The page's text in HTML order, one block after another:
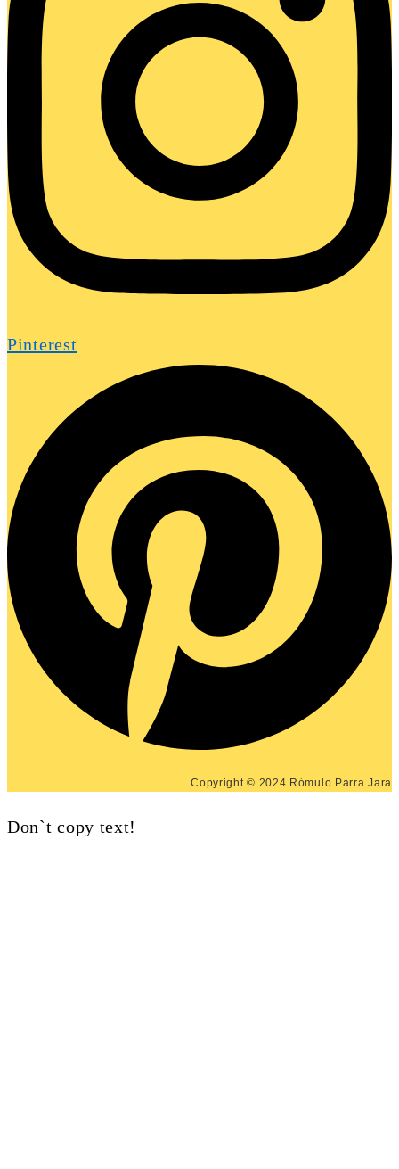
Pinterest
Copyright © 2024 Rómulo Parra Jara
Don`t copy text!